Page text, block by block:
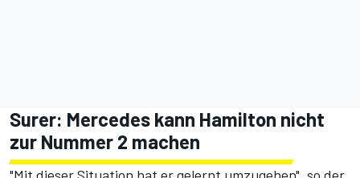
Surer: Mercedes kann Hamilton nicht
zur Nummer 2 machen